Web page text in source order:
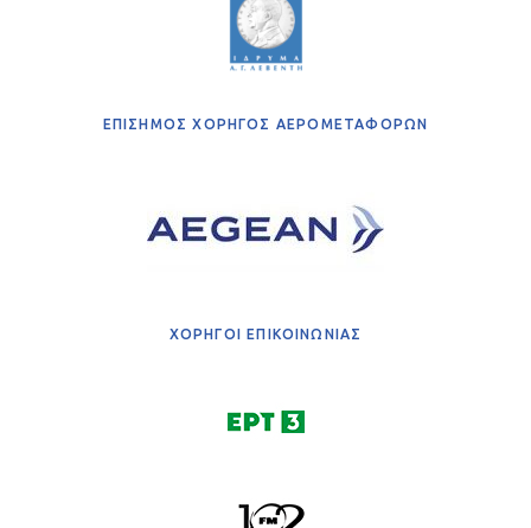
ΕΠΙΣΗΜΟΣ ΧΟΡΗΓΟΣ ΑΕΡΟΜΕΤΑΦΟΡΩΝ
ΧΟΡΗΓΟΙ ΕΠΙΚΟΙΝΩΝΙΑΣ